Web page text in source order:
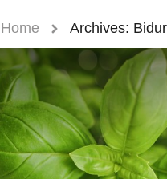
Home Archives: